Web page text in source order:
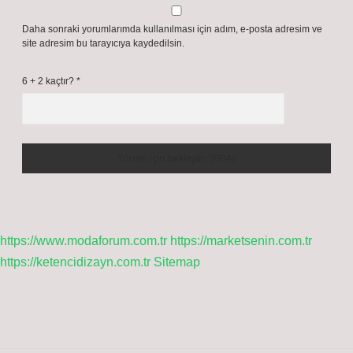
Daha sonraki yorumlarımda kullanılması için adım, e-posta adresim ve
site adresim bu tarayıcıya kaydedilsin.
6 + 2 kaçtır? *
https://www.modaforum.com.tr https://marketsenin.com.tr
https://ketencidizayn.com.tr Sitemap